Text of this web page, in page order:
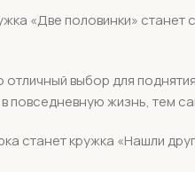
«Две половинки»
выбор для
повседневную жизнь, тем
станет кружка «Нашли